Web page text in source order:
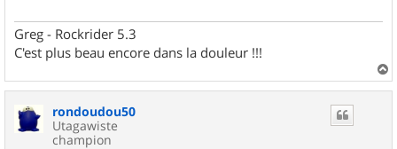
Greg - Rockrider 5.3
C'est plus beau encore dans la douleur !!!
a
rondoudou50
Utagawiste
champion